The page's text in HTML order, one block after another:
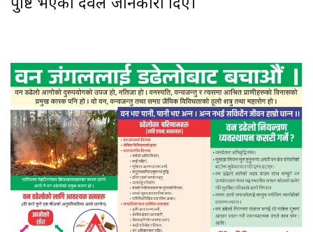
पुष्टि भएको देवले जानकारी दिए।